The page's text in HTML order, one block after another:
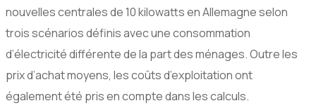
nouvelles centrales de 10 kilowatts en Allemagne selon
trois scénarios définis avec une consommation
d’électricité différente de la part des ménages. Outre les
prix d’achat moyens, les coûts d’exploitation ont
également été pris en compte dans les calculs.